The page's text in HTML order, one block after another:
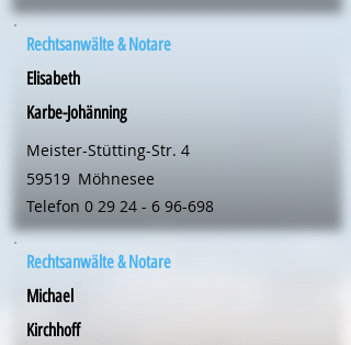
Rechtsanwälte & Notare
Elisabeth
Karbe-Johänning
Meister-Stütting-Str. 4
59519 Möhnesee
Telefon 0 29 24 - 6 96-698
Rechtsanwälte & Notare
Michael
Kirchhoff